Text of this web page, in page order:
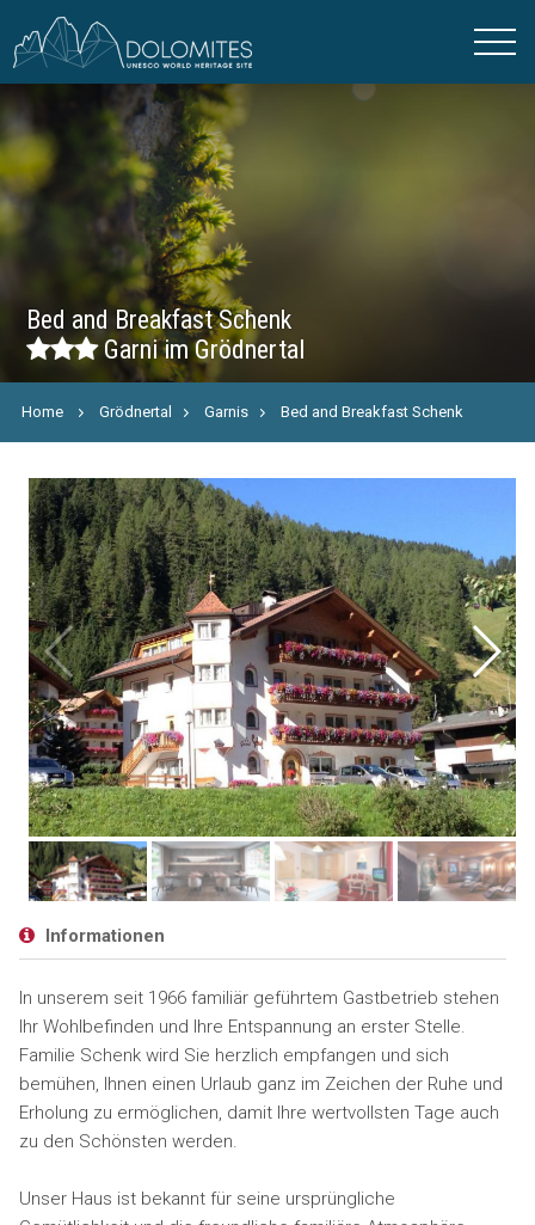
Bed and Breakfast Schenk
Garni im Grödnertal
Home Grödnertal Garnis Bed and Breakfast Schenk
Informationen
In unserem seit 1966 familiär geführtem Gastbetrieb stehen
Ihr Wohlbefinden und Ihre Entspannung an erster Stelle.
Familie Schenk wird Sie herzlich empfangen und sich
bemühen, Ihnen einen Urlaub ganz im Zeichen der Ruhe und
Erholung zu ermöglichen, damit Ihre wertvollsten Tage auch
zu den Schönsten werden.
Unser Haus ist bekannt für seine ursprüngliche